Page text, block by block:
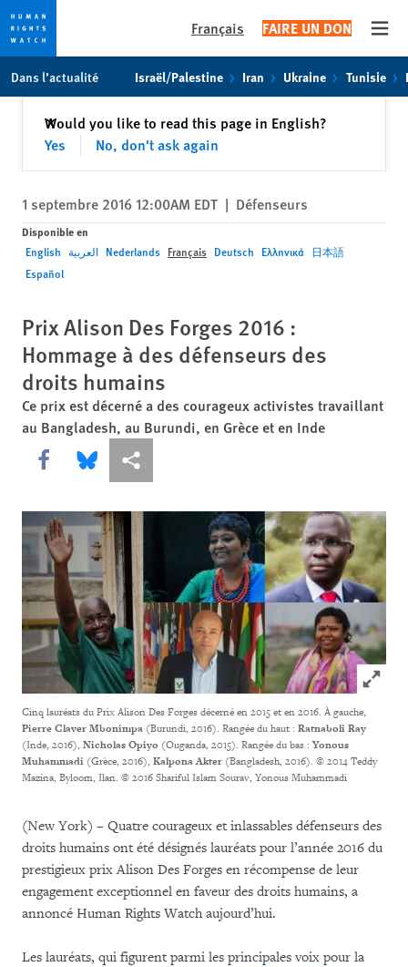
toto
content
Français FAIRE UN DON
Dans l’actualité Israël/Palestine Iran Ukraine Tunisie
Would you like to read this page in English?
Yes
No, don't ask again
✕Fermer
1 septembre 2016 12:00AM EDT | Défenseurs
Disponible en
English العربية Nederlands Français Deutsch Ελληνικά 日本語
Español
Prix Alison Des Forges 2016 :
Hommage à des défenseurs des
droits humains
Ce prix est décerné a des courageux activistes travaillant
au Bangladesh, au Burundi, en Grèce et en Inde
Share this via Facebook
Share this via Bluesky
Share this via Partagez
Click to
Cinq lauréats du Prix Alison Des Forges décerné en 2015 et en 2016. À gauche,
Pierre Claver Mbonimpa (Burundi, 2016). Rangée du haut : Ratnaboli Ray
(Inde, 2016), Nicholas Opiyo (Ouganda, 2015). Rangée du bas : Yonous
Muhammadi (Grèce, 2016), Kalpona Akter (Bangladesh, 2016). © 2014 Teddy
Mazina, Byloom, Ilan. © 2016 Shariful Islam Sourav, Yonous Muhammadi
(New York) – Quatre courageux et inlassables défenseurs des
droits humains ont été désignés lauréats pour l’année 2016 du
prestigieux prix Alison Des Forges en récompense de leur
engagement exceptionnel en faveur des droits humains, a
annoncé Human Rights Watch aujourd’hui.
Les lauréats, qui figurent parmi les principales voix pour la